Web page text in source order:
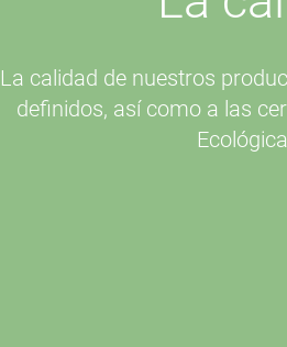
La calidad de nuestros
definidos, así como a las